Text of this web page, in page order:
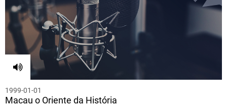
1999-01-01
Macau o Oriente da História